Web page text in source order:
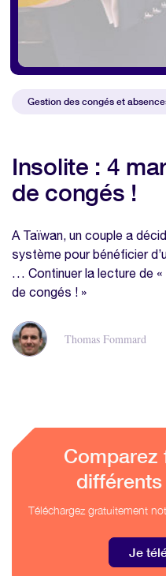
Gestion des congés et
Insolite : 4
de congés !
A Taïwan, un couple a
système pour bénéficier
… Continuer la lecture de
de congés ! »
Thomas Fommard
Comparez
Téléchargez gratuitement
Je